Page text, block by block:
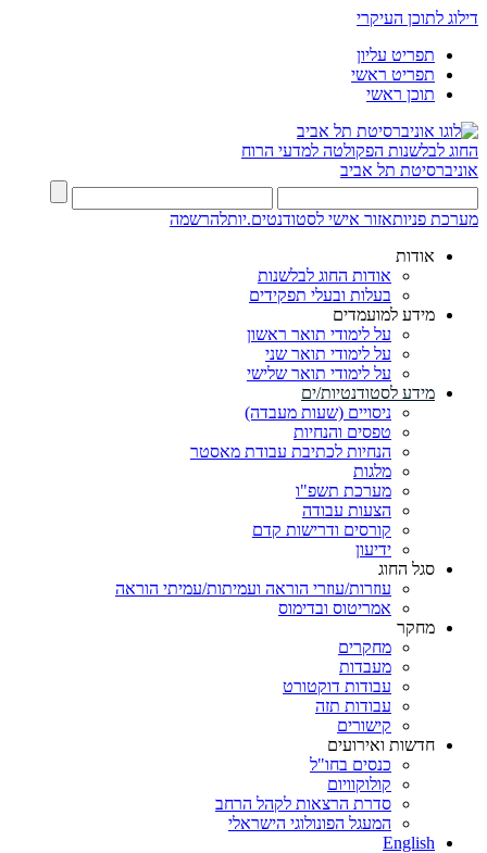
דילוג לתוכן העיקרי
תפריט עליון
תפריט ראשי
תוכן ראשי
החוג לבלשנות הפקולטה למדעי הרוח
אוניברסיטת תל אביב
מערכת פניותאזור אישי לסטודנטים.יותלהרשמה
אודות
אודות החוג לבלשנות
בעלות ובעלי תפקידים
מידע למועמדים
על לימודי תואר ראשון
על לימודי תואר שני
על לימודי תואר שלישי
מידע לסטודנטיות/ים
ניסויים (שעות מעבדה)
טפסים והנחיות
הנחיות לכתיבת עבודת מאסטר
מלגות
מערכת תשפ"ו
הצעות עבודה
קורסים ודרישות קדם
ידיעון
סגל החוג
עוזרות/עוזרי הוראה ועמיתות/עמיתי הוראה
אמריטוס ובדימוס
מחקר
מחקרים
מעבדות
עבודות דוקטורט
עבודות תזה
קישורים
חדשות ואירועים
כנסים בחו"ל
קולוקוויום
סדרת הרצאות לקהל הרחב
המעגל הפונולוגי הישראלי
English